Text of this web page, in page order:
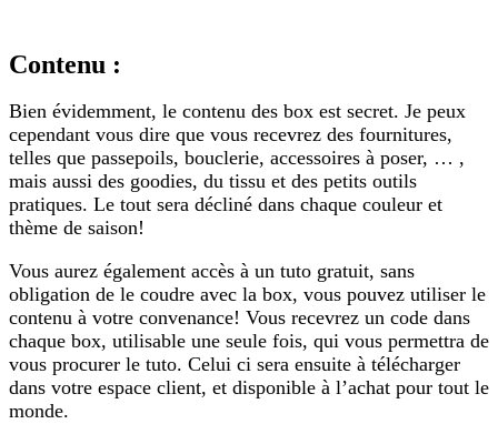
Contenu :
Bien évidemment, le contenu des box est secret. Je peux
cependant vous dire que vous recevrez des fournitures,
telles que passepoils, bouclerie, accessoires à poser, … ,
mais aussi des goodies, du tissu et des petits outils
pratiques. Le tout sera décliné dans chaque couleur et
thème de saison!
Vous aurez également accès à un tuto gratuit, sans
obligation de le coudre avec la box, vous pouvez utiliser le
contenu à votre convenance! Vous recevrez un code dans
chaque box, utilisable une seule fois, qui vous permettra de
vous procurer le tuto. Celui ci sera ensuite à télécharger
dans votre espace client, et disponible à l’achat pour tout le
monde.